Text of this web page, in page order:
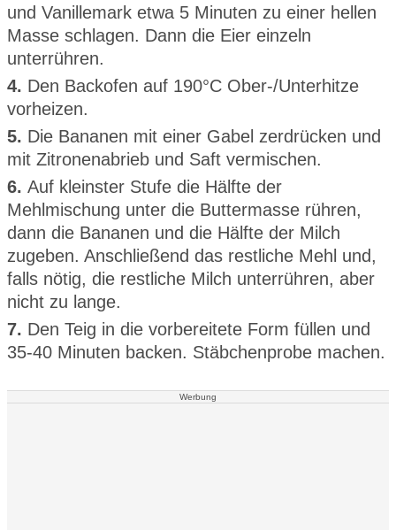
und Vanillemark etwa 5 Minuten zu einer hellen
Masse schlagen. Dann die Eier einzeln
unterrühren.
4. Den Backofen auf 190°C Ober-/Unterhitze
vorheizen.
5. Die Bananen mit einer Gabel zerdrücken und
mit Zitronenabrieb und Saft vermischen.
6. Auf kleinster Stufe die Hälfte der
Mehlmischung unter die Buttermasse rühren,
dann die Bananen und die Hälfte der Milch
zugeben. Anschließend das restliche Mehl und,
falls nötig, die restliche Milch unterrühren, aber
nicht zu lange.
7. Den Teig in die vorbereitete Form füllen und
35-40 Minuten backen. Stäbchenprobe machen.
Werbung